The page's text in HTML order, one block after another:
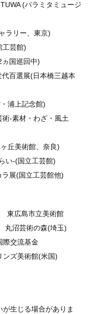
(パラミタミュージ
ラリー、東京)
工芸館)
国巡回中)
百選展(日本橋三越本
浦上記念館)
-素材・わざ・風土
丘美術館、奈良)
い-(国立工芸館)
展(国立工芸館他)
東広島市立美術館
丸沼芸術の森(埼玉)
際交流基金
ンズ美術館(米国)
生じる場合がありま